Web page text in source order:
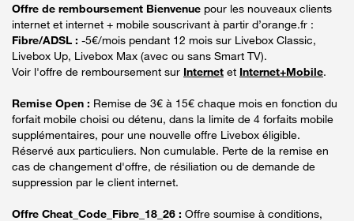
Offre de remboursement Bienvenue pour les nouveaux clients
internet et internet + mobile souscrivant à partir d’orange.fr :
Fibre/ADSL : -5€/mois pendant 12 mois sur Livebox Classic,
Livebox Up, Livebox Max (avec ou sans Smart TV).
Voir l'offre de remboursement sur Internet et Internet+Mobile.
Remise Open : Remise de 3€ à 15€ chaque mois en fonction du
forfait mobile choisi ou détenu, dans la limite de 4 forfaits mobile
supplémentaires, pour une nouvelle offre Livebox éligible.
Réservé aux particuliers. Non cumulable. Perte de la remise en
cas de changement d'offre, de résiliation ou de demande de
suppression par le client internet.
Offre Cheat_Code_Fibre_18_26 : Offre soumise à conditions,